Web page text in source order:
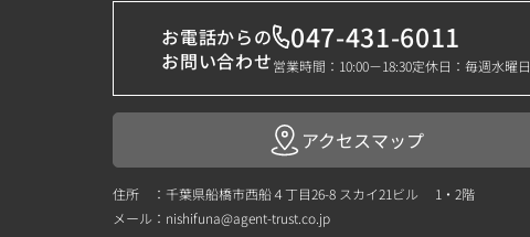
お電話からの
お問い合わせ
047-431-6011
営業時間：10:00－18:30定休日：毎週水曜日
アクセスマップ
住所 ：千葉県船橋市西船４丁目26-8 スカイ21ビル 1・2階
メール： nishifuna@agent-trust.co.jp